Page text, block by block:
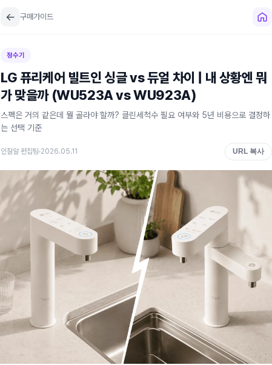
← 구매가이드
정수기
LG 퓨리케어 빌트인 싱글 vs 듀얼 차이 | 내 상황엔 뭐
가 맞을까 (WU523A vs WU923A)
스펙은 거의 같은데 뭘 골라야 할까? 클린세척수 필요 여부와 5년 비용으로 결정하
는 선택 기준
인잘알 편집팀 2026.05.11 URL 복사